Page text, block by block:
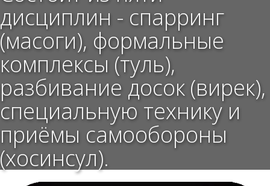
дисциплин - спарринг
(масоги), формальные
комплексы (туль),
разбивание досок (вирек),
специальную технику и
приёмы самообороны
(хосинсул).